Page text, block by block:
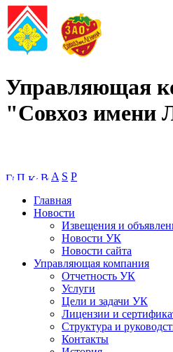
Управляющая
"Совхоз имени
A S P
Главная
Новости
Извещения и
Новости УК
Новости сайта
Управляющая компания
Отчетность УК
Услуги
Цели и задачи УК
Лицензии и
Структура и
Контакты